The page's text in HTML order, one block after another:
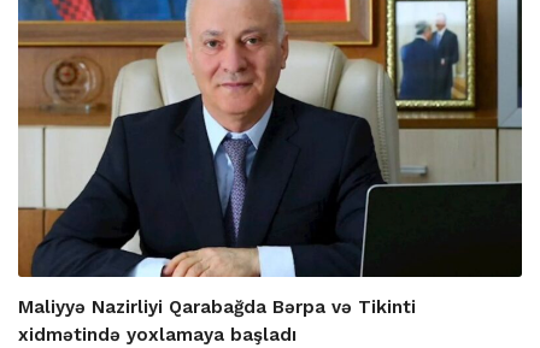
Maliyyə Nazirliyi Qarabağda Bərpa və Tikinti
xidmətində yoxlamaya başladı